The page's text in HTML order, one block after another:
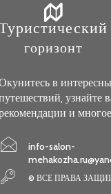
горизонт
в
узнайте
и
info-salon-
© ВСЕ ПРАВА